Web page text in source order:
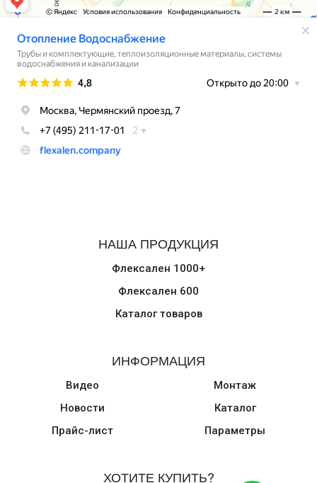
НАША ПРОДУКЦИЯ
Флексален 1000+
Флексален 600
Каталог товаров
ИНФОРМАЦИЯ
Видео
Новости
Прайс-лист
Монтаж
Каталог
Параметры
ХОТИТЕ КУПИТЬ?